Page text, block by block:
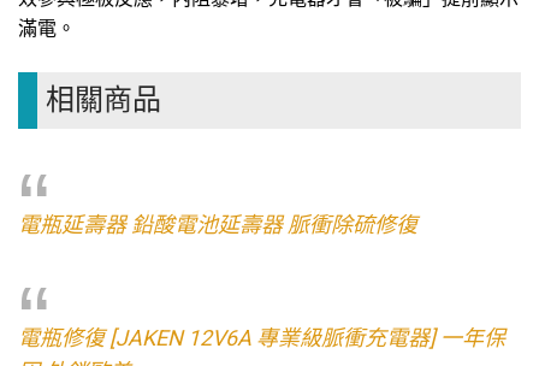
滿電。
相關商品
電瓶延壽器 鉛酸電池延壽器 脈衝除硫修復
電瓶修復 [JAKEN 12V6A 專業級脈衝充電器] 一年保